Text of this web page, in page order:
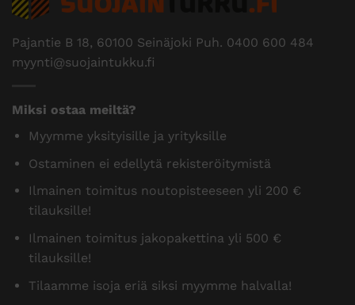
Pajantie B 18, 60100 Seinäjoki Puh. 0400 600 484
myynti@suojaintukku.fi
Miksi ostaa meiltä?
Myymme yksityisille ja yrityksille
Ostaminen ei edellytä rekisteröitymistä
Ilmainen toimitus noutopisteeseen yli 200 €
tilauksille!
Ilmainen toimitus jakopakettina yli 500 €
tilauksille!
Tilaamme isoja eriä siksi myymme halvalla!